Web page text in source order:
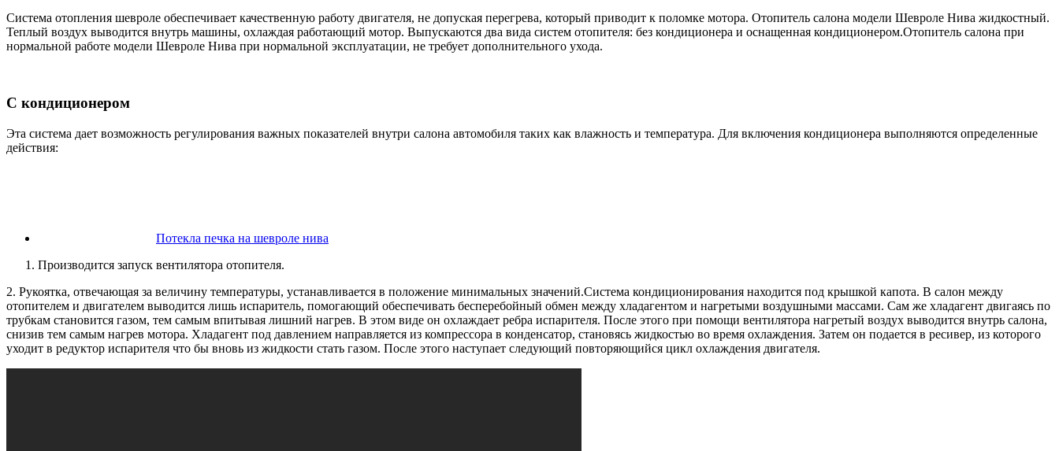
Система отопления шевроле обеспечивает качественную работу двигателя, не допуская перегрева, который приводит к поломке мотора. Отопитель салона модели Шевроле Нива жидкостный.
Теплый воздух выводится внутрь машины, охлаждая работающий мотор. Выпускаются два вида систем отопителя: без кондиционера и оснащенная кондиционером.Отопитель салона при
нормальной работе модели Шевроле Нива при нормальной эксплуатации, не требует дополнительного ухода.
С кондиционером
Эта система дает возможность регулирования важных показателей внутри салона автомобиля таких как влажность и температура. Для включения кондиционера выполняются определенные
действия:
Потекла печка на шевроле нива
Производится запуск вентилятора отопителя.
2. Рукоятка, отвечающая за величину температуры, устанавливается в положение минимальных значений.Система кондиционирования находится под крышкой капота. В салон между
отопителем и двигателем выводится лишь испаритель, помогающий обеспечивать бесперебойный обмен между хладагентом и нагретыми воздушными массами. Сам же хладагент двигаясь по
трубкам становится газом, тем самым впитывая лишний нагрев. В этом виде он охлаждает ребра испарителя. После этого при помощи вентилятора нагретый воздух выводится внутрь салона,
снизив тем самым нагрев мотора. Хладагент под давлением направляется из компрессора в конденсатор, становясь жидкостью во время охлаждения. Затем он подается в ресивер, из которого
уходит в редуктор испарителя что бы вновь из жидкости стать газом. После этого наступает следующий повторяющийся цикл охлаждения двигателя.